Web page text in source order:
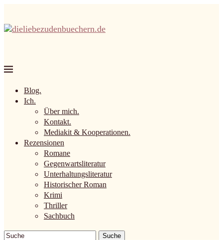
Blog.
Ich.
Über mich.
Kontakt.
Mediakit & Kooperationen.
Rezensionen
Romane
Gegenwartsliteratur
Unterhaltungsliteratur
Historischer Roman
Krimi
Thriller
Sachbuch
Suche